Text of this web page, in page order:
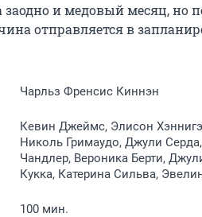
и медовый месяц, но
отправляется в
Чарльз Френсис Киннэн
Кевин Джеймс, Элисон
Николь Гримаудо, Джули
Чандлер, Вероника Берти,
Кукка, Катерина Сильва,
100 мин.